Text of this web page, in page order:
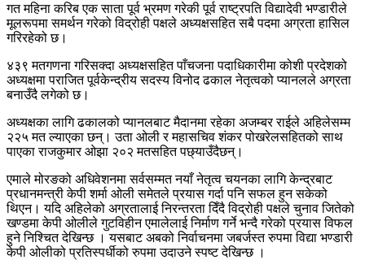
गत महिना करिब एक साता पूर्व भ्रमण गरेकी पूर्व राष्ट्रपति विद्यादेवी भण्डारीले
मूलरूपमा समर्थन गरेको विद्रोही पक्षले अध्यक्षसहित सबै पदमा अग्रता हासिल
गरिरहेको छ।
४३९ मतगणना गरिसक्दा अध्यक्षसहित पाँचजना पदाधिकारीमा कोशी प्रदेशको
अध्यक्षमा पराजित पूर्वकेन्द्रीय सदस्य विनोद ढकाल नेतृत्वको प्यानलले अग्रता
बनाउँदै लगेको छ।
अध्यक्षका लागि ढकालको प्यानलबाट मैदानमा रहेका अजम्बर राईले अहिलेसम्म
२२५ मत ल्याएका छन्। उता ओली र महासचिव शंकर पोखरेलसहितको साथ
पाएका राजकुमार ओझा २०२ मतसहित पछ्याउँदैछन्।
एमाले मोरङको अधिवेशनमा सर्वसम्मत नयाँ नेतृत्व चयनका लागि केन्द्रबाट
प्रधानमन्त्री केपी शर्मा ओली समेतले प्रयास गर्दा पनि सफल हुन सकेको
थिएन। यदि अहिलेको अग्रतालाई निरन्तरता दिँदै विद्रोही पक्षले चुनाव जितेको
खण्डमा केपी ओलीले गुटविहीन एमालेलाई निर्माण गर्ने भन्दै गरेको प्रयास विफल
हुने निश्चित देखिन्छ । यसबाट अबको निर्वाचनमा जबर्जस्त रुपमा विद्या भण्डारी
केपी ओलीको प्रतिस्पर्धीको रुपमा उदाउने स्पष्ट देखिन्छ ।